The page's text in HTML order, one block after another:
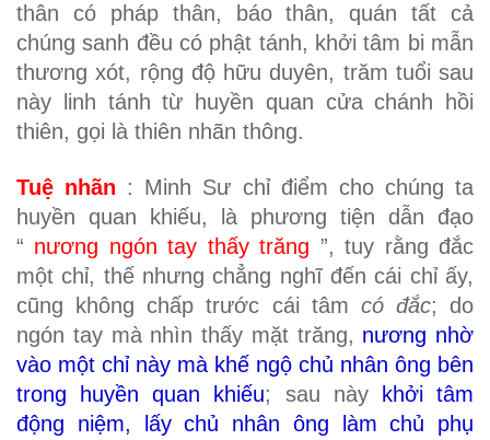
thân có pháp thân, báo thân, quán tất cả
chúng sanh đều có phật tánh, khởi tâm bi mẫn
thương xót, rộng độ hữu duyên, trăm tuổi sau
này linh tánh từ huyền quan cửa chánh hồi
thiên, gọi là thiên nhãn thông.
Tuệ nhãn : Minh Sư chỉ điểm cho chúng ta
huyền quan khiếu, là phương tiện dẫn đạo
“ nương ngón tay thấy trăng ”, tuy rằng đắc
một chỉ, thế nhưng chẳng nghĩ đến cái chỉ ấy,
cũng không chấp trước cái tâm có đắc; do
ngón tay mà nhìn thấy mặt trăng, nương nhờ
vào một chỉ này mà khế ngộ chủ nhân ông bên
trong huyền quan khiếu; sau này
khởi tâm
động niệm, lấy chủ nhân ông làm chủ phụ